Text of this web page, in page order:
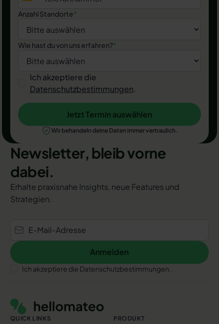
Anzahl Standorte*
Wie hast du von uns erfahren?*
Ich akzeptiere die
Datenschutzbestimmungen.
Jetzt Termin auswählen
Jetzt Termin auswählen
Wir behandeln deine Daten immer vertraulich.
Newsletter, bleib vorne
dabei.
Erhalte praxisnahe Insights, neue Features und
Strategien.
Anmelden
Anmelden
Ich akzeptiere die Datenschutzbestimmungen.
QUICK LINKS PRODUKT